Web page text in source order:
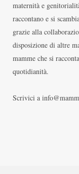
maternità e
raccontano e si
grazie alla
disposizione di altre
mamme che si
quotidianità.
Scrivici a